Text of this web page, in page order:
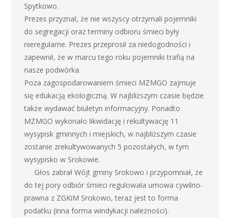
Spytkowo.
Prezes przyznał, że nie wszyscy otrzymali pojemniki
do segregacji oraz terminy odbioru śmieci były
nieregularne. Prezes przeprosił za niedogodności i
zapewnił, że w marcu tego roku pojemniki trafią na
nasze podwórka.
Poza zagospodarowaniem śmieci MZMGO zajmuje
się edukacją ekologiczną. W najbliższym czasie będzie
także wydawać biuletyn informacyjny. Ponadto
MZMGO wykonało likwidację i rekultywację 11
wysypisk gminnych i miejskich, w najbliższym czasie
zostanie zrekultywowanych 5 pozostałych, w tym
wysypisko w Srokowie.
Głos zabrał Wójt gminy Srokowo i przypomniał, że
do tej pory odbiór śmieci regulowała umowa cywilno-
prawna z ZGKiM Srokowo, teraz jest to forma
podatku (inna forma windykacji należności).